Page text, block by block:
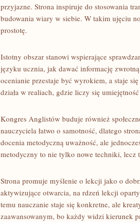
przyjazne. Strona inspiruje do stosowania
budowania wiary w siebie. W takim ujęciu
prostotę.
Istotny obszar stanowi wspierające
języku ucznia, jak dawać informację
ocenianie przestaje być wyrokiem, a staje
działa w realiach, gdzie liczy się
Kongres Anglistów buduje również
nauczyciela łatwo o samotność, dlatego
docenia metodyczną uważność, ale
metodyczny to nie tylko nowe techniki, lecz
Strona promuje myślenie o lekcji jako o
aktywizujące otwarcia, na rdzeń lekcji
temu nauczanie staje się konkretne, ale
zaawansowanym, bo każdy widzi kierunek